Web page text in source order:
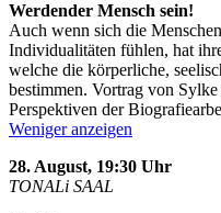
Werdender Mensch sein!
Auch wenn sich die
Individualitäten fühlen, hat
welche die körperliche,
bestimmen. Vortrag von
Perspektiven der
Weniger anzeigen
28. August, 19:30 Uhr
TONALi SAAL